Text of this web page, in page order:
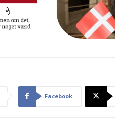
Facebook